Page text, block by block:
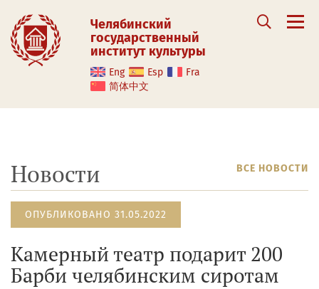
Челябинский
государственный
институт культуры
Eng Esp
Fra
简体中文
Новости ВСЕ НОВОСТИ
ОПУБЛИКОВАНО 31.05.2022
Камерный театр подарит 200
Барби челябинским сиротам